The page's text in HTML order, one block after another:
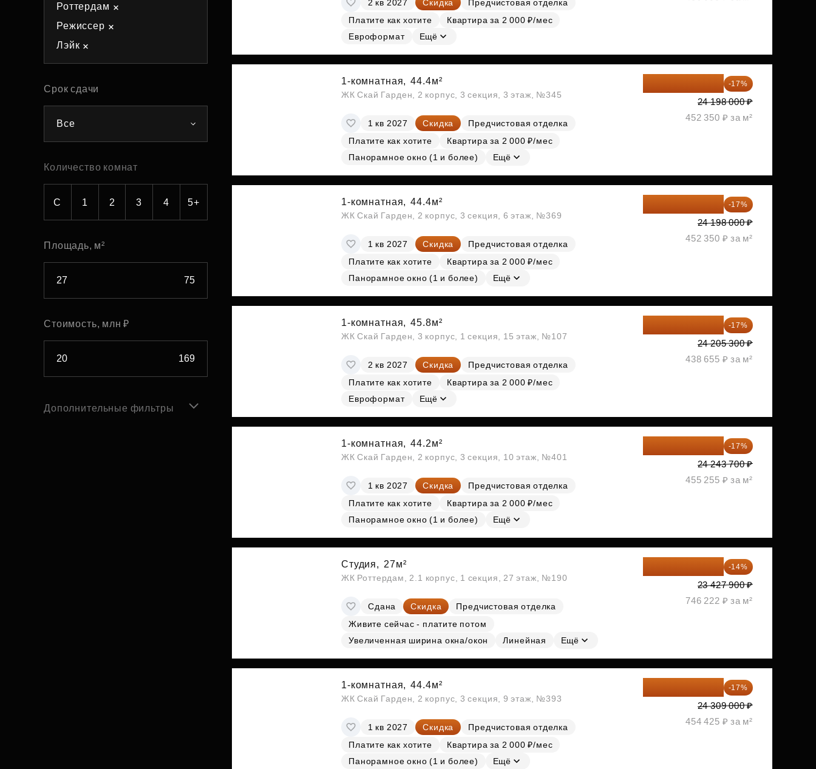
Субсидии
Роттердам
Режиссер
Лэйк
Срок сдачи
Все
Количество комнат
С 1 2 3 4 5+
Площадь, м²
Стоимость, млн ₽
Дополнительные фильтры
2 кв 2027 Скидка
Предчистовая отделка
Платите как хотите
Квартира за 2 000 ₽/мес
Евроформат
Ещё
1-комнатная, 44.4м²
ЖК Скай Гарден, 2 корпус, 3 секция, 3 этаж, №345
1 кв 2027 Скидка
Предчистовая отделка
Платите как хотите
Квартира за 2 000 ₽/мес
Панорамное окно (1 и более)
Ещё
-17%
24 198 000 ₽
452 350 ₽ за м²
1-комнатная, 44.4м²
ЖК Скай Гарден, 2 корпус, 3 секция, 6 этаж, №369
1 кв 2027 Скидка
Предчистовая отделка
Платите как хотите
Квартира за 2 000 ₽/мес
Панорамное окно (1 и более)
Ещё
-17%
24 198 000 ₽
452 350 ₽ за м²
1-комнатная, 45.8м²
ЖК Скай Гарден, 3 корпус, 1 секция, 15 этаж, №107
2 кв 2027 Скидка
Предчистовая отделка
Платите как хотите
Квартира за 2 000 ₽/мес
Евроформат
Ещё
-17%
24 205 300 ₽
438 655 ₽ за м²
1-комнатная, 44.2м²
ЖК Скай Гарден, 2 корпус, 3 секция, 10 этаж, №401
1 кв 2027 Скидка
Предчистовая отделка
Платите как хотите
Квартира за 2 000 ₽/мес
Панорамное окно (1 и более)
Ещё
-17%
24 243 700 ₽
455 255 ₽ за м²
Студия, 27м²
ЖК Роттердам, 2.1 корпус, 1 секция, 27 этаж, №190
Сдана Скидка
Предчистовая отделка
Живите сейчас - платите потом
Увеличенная ширина окна/окон
Линейная Ещё
-14%
23 427 900 ₽
746 222 ₽ за м²
1-комнатная, 44.4м²
ЖК Скай Гарден, 2 корпус, 3 секция, 9 этаж, №393
1 кв 2027 Скидка
Предчистовая отделка
Платите как хотите
Квартира за 2 000 ₽/мес
Панорамное окно (1 и более)
Ещё
-17%
24 309 000 ₽
454 425 ₽ за м²